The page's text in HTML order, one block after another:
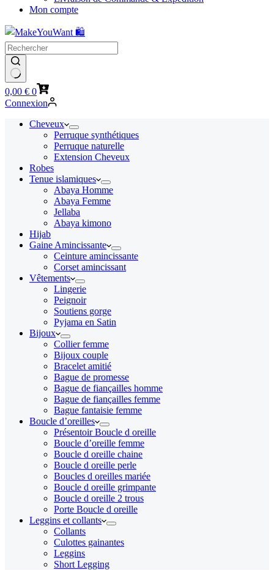
Mon compte
Panier
d’achat
0,00 € 0
Connexion
Cheveux
Perruque synthétiques
Perruque naturelle
Extension Cheveux
Robes
Tenue islamiques
Abaya Homme
Abaya Femme
Jellaba
Abaya kimono
Hijab
Gaine Amincissante
Ceinture amincissante
Corset amincissant
Vêtements
Lingerie
Peignoir
Soutiens gorge
Pyjama en Satin
Bijoux
Collier femme
Bijoux couple
Bracelet amitié
Bague de promesse
Bague de fiançailles homme
Bague de fiançailles femme
Bague fantaisie femme
Boucle d’oreilles
Présentoir Boucle d oreille
Boucle d’oreille femme
Boucle d oreille chaine
Boucle d oreille perle
Boucles d oreilles mariée
Boucle d oreille grimpante
Boucle d oreille 2 trous
Porte Boucle d oreille
Leggins et collants
Collants
Culottes gainantes
Leggins
Short Legging